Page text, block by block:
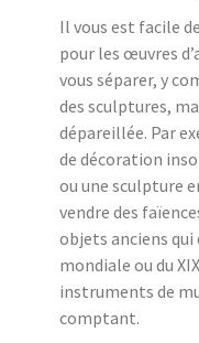
Il vous est facile
pour les œuvres
vous séparer, y
des sculptures,
dépareillée. Par
de décoration
ou une sculpture
vendre des
objets anciens
mondiale ou du
instruments de
comptant.